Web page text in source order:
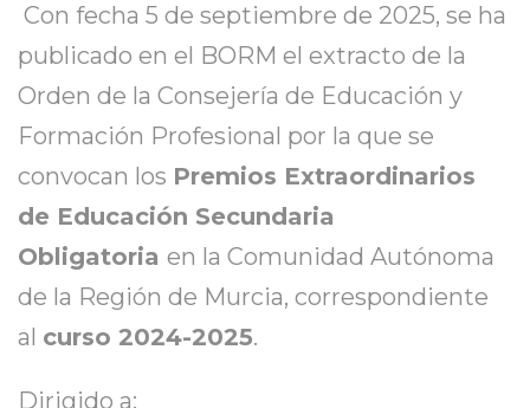
Con fecha 5 de septiembre de 2025, se ha
publicado en el BORM el extracto de la
Orden de la Consejería de Educación y
Formación Profesional por la que se
convocan los Premios Extraordinarios
de Educación Secundaria
Obligatoria en la Comunidad Autónoma
de la Región de Murcia, correspondiente
al curso 2024-2025.
Dirigido a: